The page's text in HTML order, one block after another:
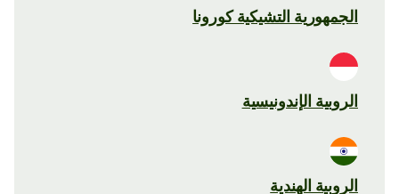
الجمهورية التشيكية كورونا
الروبية الإندونيسية
الروبية الهندية